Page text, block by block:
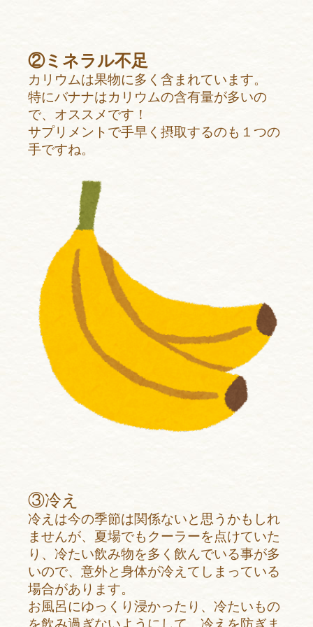
②ミネラル不足
カリウムは果物に多く含まれています。
特にバナナはカリウムの含有量が多いの
で、オススメです！
サプリメントで手早く摂取するのも１つの
手ですね。
③冷え
冷えは今の季節は関係ないと思うかもしれ
ませんが、夏場でもクーラーを点けていた
り、冷たい飲み物を多く飲んでいる事が多
いので、意外と身体が冷えてしまっている
場合があります。
お風呂にゆっくり浸かったり、冷たいもの
を飲み過ぎないようにして、冷えを防ぎま